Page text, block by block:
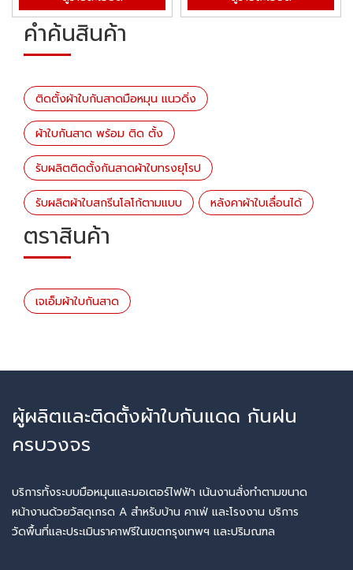
คำค้นสินค้า
ติดตั้งผ้าใบกันสาดมือหมุน แนวดิ่ง
ผ้าใบกันสาด พร้อม ติด ตั้ง
รับผลิตติดตั้งกันสาดผ้าใบทรงยุโรป
รับผลิตผ้าใบสกรีนโลโก้ตามแบบ หลังคาผ้าใบเลื่อนได้
ตราสินค้า
เจเอ็มผ้าใบกันสาด
ผู้ผลิตและติดตั้งผ้าใบกันแดด กันฝน
ครบวงจร
บริการทั้งระบบมือหมุนและมอเตอร์ไฟฟ้า เน้นงานสั่งทำตามขนาด
หน้างานด้วยวัสดุเกรด A สำหรับบ้าน คาเฟ่ และโรงงาน บริการ
วัดพื้นที่และประเมินราคาฟรีในเขตกรุงเทพฯ และปริมณฑล